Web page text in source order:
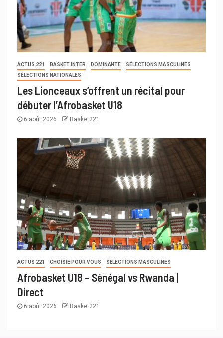
ACTUS 221 BASKET INTER DOMINANTE
SÉLECTIONS MASCULINES
SÉLECTIONS NATIONALES
Les Lionceaux s’offrent un récital pour
débuter l’Afrobasket U18
6 août 2026 Basket221
ACTUS 221 CHOISIE POUR VOUS SÉLECTIONS MASCULINES
Afrobasket U18 – Sénégal vs Rwanda |
Direct
6 août 2026 Basket221